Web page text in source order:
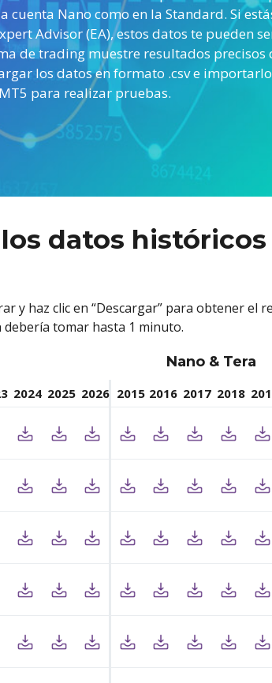
cuenta Nano como en la Standard. Si
Advisor (EA), estos datos te pueden
de trading muestre resultados precisos
los datos en formato .csv e
para realizar pruebas.
datos históricos
y haz clic en “Descargar” para obtener el
debería tomar hasta 1 minuto.
Nano & Tera
2024 2025 2026 2015 2016 2017 2018